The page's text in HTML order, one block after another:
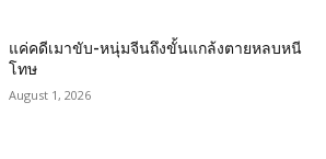
แค่คดีเมาขับ-หนุ่มจีนถึงขั้นแกล้งตายหลบหนี
โทษ
August 1, 2026